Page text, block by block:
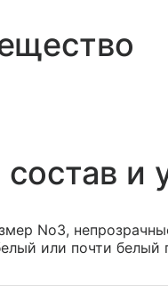
и
No3,
или почти белый